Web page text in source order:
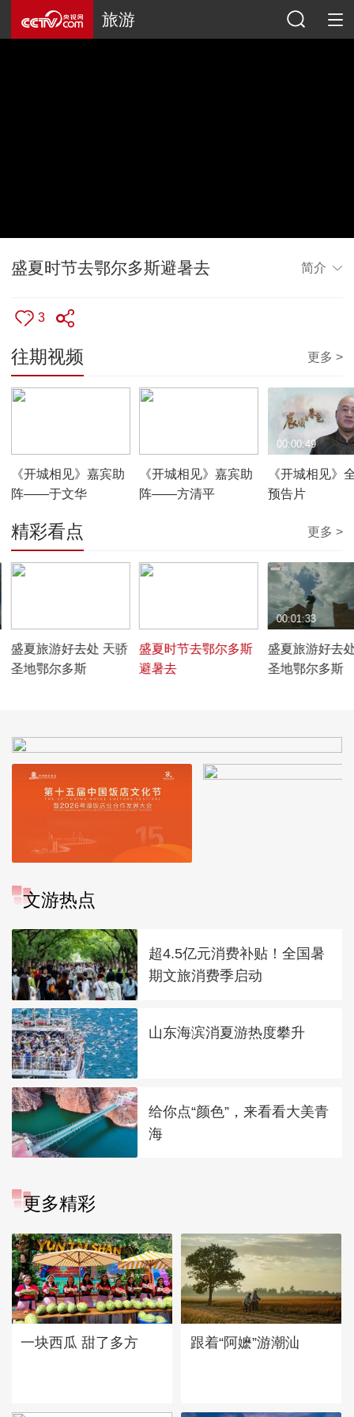
旅游
盛夏时节去鄂尔多斯避暑去 简介
3
往期视频 更多 >
《开城相见》嘉宾助
阵——于文华
《开城相见》嘉宾助
阵——方清平
《开城相见》
预告片
00:00:49
精彩看点 更多 >
盛夏旅游好去处 天骄
圣地鄂尔多斯
盛夏时节去鄂尔多斯
避暑去
盛夏旅游好去
圣地鄂尔多斯
00:01:33
文游热点
超4.5亿元消费补贴！全国暑
期文旅消费季启动
山东海滨消夏游热度攀升
给你点“颜色”，来看看大美青
海
更多精彩
一块西瓜 甜了多方 跟着“阿嬷”游潮汕